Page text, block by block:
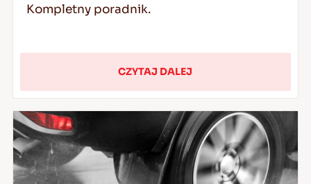
Kompletny poradnik.
CZYTAJ DALEJ